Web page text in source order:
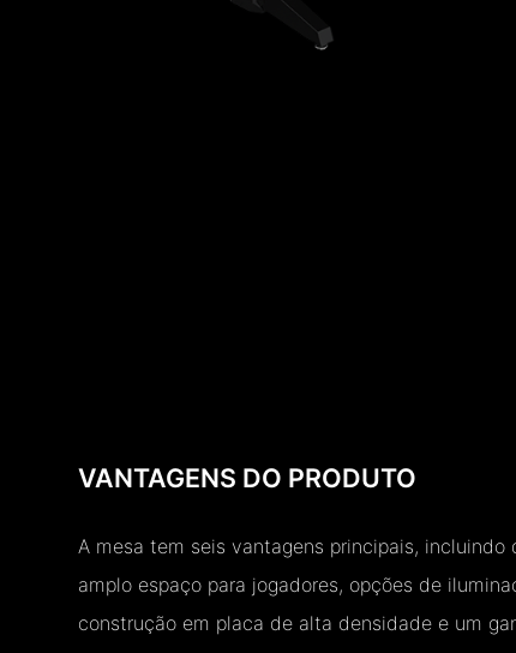
VANTAGENS DO PRODUTO
A mesa tem seis vantagens principais, incluindo
amplo espaço para jogadores, opções de
construção em placa de alta densidade e um